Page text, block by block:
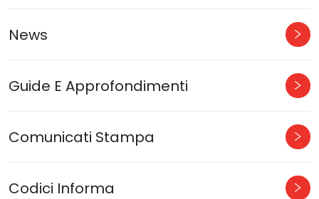
News
Guide E Approfondimenti
Comunicati Stampa
Codici Informa